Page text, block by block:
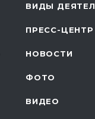
ВИДЫ
ПРЕСС-ЦЕНТР
НОВОСТИ
ФОТО
ВИДЕО